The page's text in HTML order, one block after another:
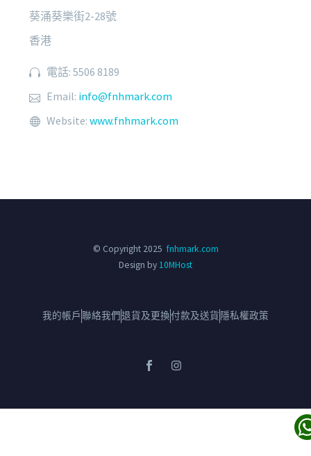
葵涌葵樂街2-28號
香港
電話: 5506 8189
Email: info@fnhmark.com
Website: www.fnhmark.com
© Copyright 2025 fnhmark.com
Design by10MHost
我的帳戶聯絡我們退貨及更換付款及送貨 隱私權政策